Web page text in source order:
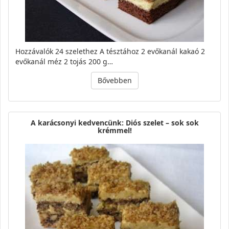
Hozzávalók 24 szelethez A tésztához 2 evőkanál kakaó 2
evőkanál méz 2 tojás 200 g…
Bővebben
A karácsonyi kedvencünk: Diós szelet – sok sok
krémmel!